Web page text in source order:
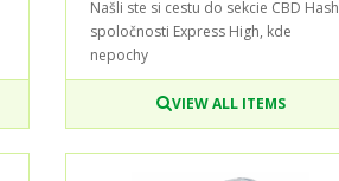
Našli ste si cestu do sekcie CBD Hash
spoločnosti Express High, kde
nepochy
VIEW ALL ITEMS